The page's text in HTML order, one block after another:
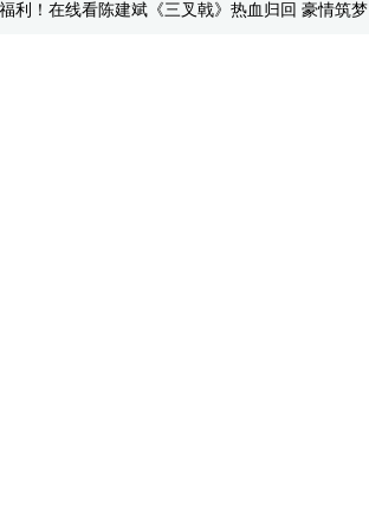
利！在线看陈建斌《三叉戟》热血归回 豪情筑梦